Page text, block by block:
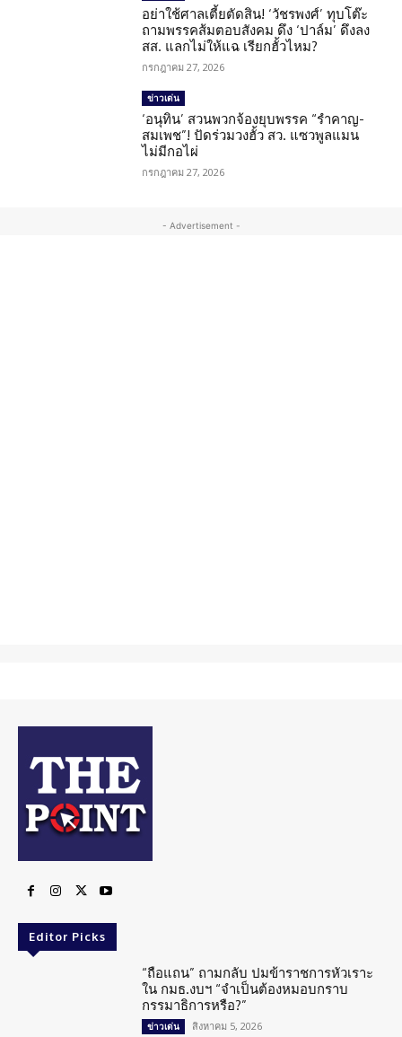
อย่าใช้ศาลเตี้ยตัดสิน! ‘วัชรพงศ์’ ทุบโต๊ะ
ถามพรรคส้มตอบสังคม ดึง ‘ปาล์ม’ ดึงลง
สส. แลกไม่ให้แฉ เรียกฮั้วไหม?
กรกฎาคม 27, 2026
ข่าวเด่น
‘อนุทิน’ สวนพวกจ้องยุบพรรค “รำคาญ-
สมเพช”! ปัดร่วมวงฮั้ว สว. แซวพูลแมน
ไม่มีกอไผ่
กรกฎาคม 27, 2026
- Advertisement -
Editor Picks
“ถือแถน” ถามกลับ ปมข้าราชการหัวเราะ
ใน กมธ.งบฯ “จำเป็นต้องหมอบกราบ
กรรมาธิการหรือ?”
ข่าวเด่น สิงหาคม 5, 2026